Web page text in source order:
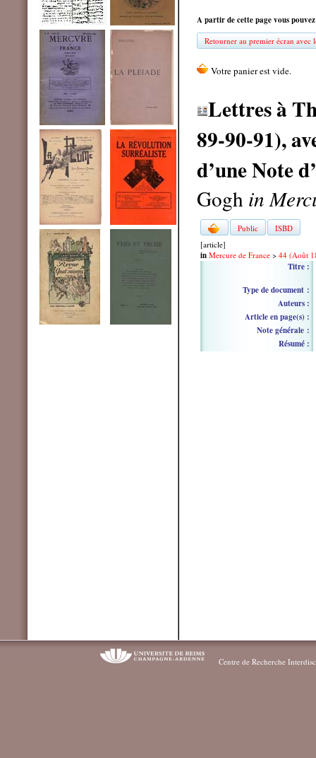
A partir de cette page vous
Retourner au premier écran avec
Lettres à
89-90-91),
d’une Note
Gogh in
Public
ISBD
[article]
in Mercure de France > 44 (Août
Titre :
Type de document :
Auteurs :
Article en page(s) :
Note générale :
Résumé :
Centre de Recherche